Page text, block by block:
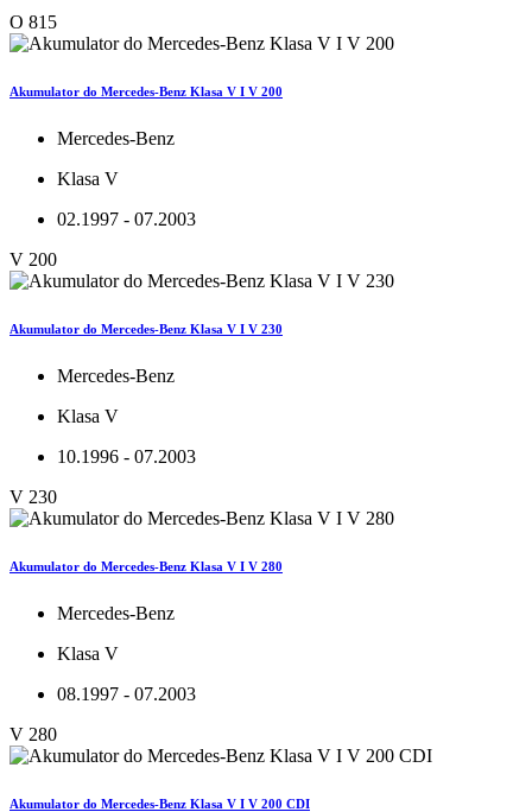
O 815
Akumulator do Mercedes-Benz Klasa V I V 200
Mercedes-Benz
Klasa V
02.1997 - 07.2003
V 200
Akumulator do Mercedes-Benz Klasa V I V 230
Mercedes-Benz
Klasa V
10.1996 - 07.2003
V 230
Akumulator do Mercedes-Benz Klasa V I V 280
Mercedes-Benz
Klasa V
08.1997 - 07.2003
V 280
Akumulator do Mercedes-Benz Klasa V I V 200 CDI